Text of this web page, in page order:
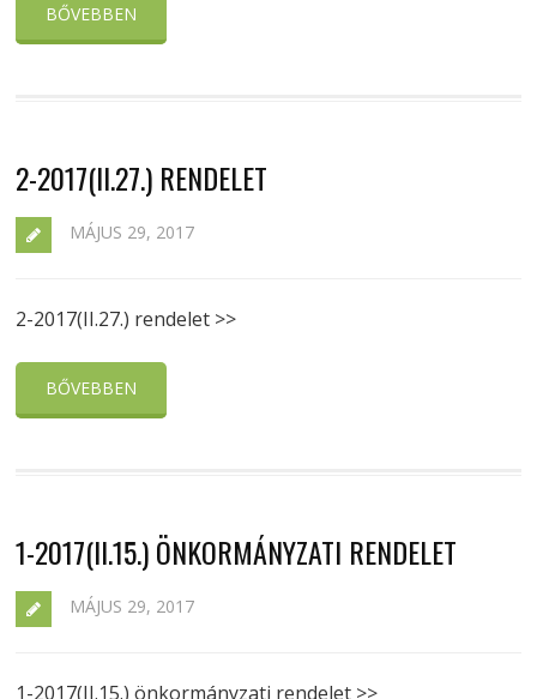
BŐVEBBEN
2-2017(II.27.) RENDELET
MÁJUS 29, 2017
2-2017(II.27.) rendelet >>
BŐVEBBEN
1-2017(II.15.) ÖNKORMÁNYZATI RENDELET
MÁJUS 29, 2017
1-2017(II.15.) önkormányzati rendelet >>